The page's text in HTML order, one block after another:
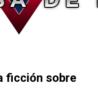
ficción sobre